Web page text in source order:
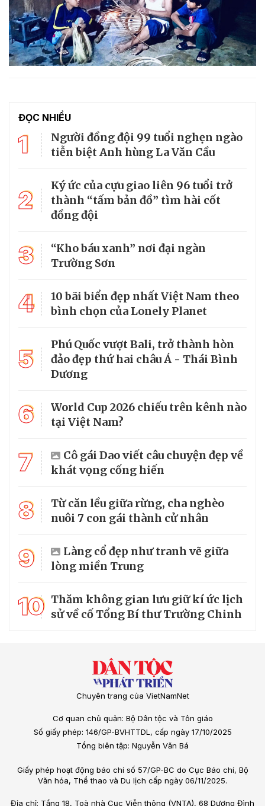
ĐỌC NHIỀU
1
Người đồng đội 99 tuổi nghẹn ngào
tiễn biệt Anh hùng La Văn Cầu
2
Ký ức của cựu giao liên 96 tuổi trở
thành “tấm bản đồ” tìm hài cốt
đồng đội
3
“Kho báu xanh” nơi đại ngàn
Trường Sơn
4
10 bãi biển đẹp nhất Việt Nam theo
bình chọn của Lonely Planet
5
Phú Quốc vượt Bali, trở thành hòn
đảo đẹp thứ hai châu Á - Thái Bình
Dương
6
World Cup 2026 chiếu trên kênh nào
tại Việt Nam?
7
Cô gái Dao viết câu chuyện đẹp về
khát vọng cống hiến
8
Từ căn lều giữa rừng, cha nghèo
nuôi 7 con gái thành cử nhân
9
Làng cổ đẹp như tranh vẽ giữa
lòng miền Trung
10 Thăm không gian lưu giữ kí ức lịch
sử về cố Tổng Bí thư Trường Chinh
Chuyên trang của VietNamNet
Cơ quan chủ quản: Bộ Dân tộc và Tôn giáo
Số giấy phép: 146/GP-BVHTTDL, cấp ngày 17/10/2025
Tổng biên tập: Nguyễn Văn Bá
Giấy phép hoạt động báo chí số 57/GP-BC do Cục Báo chí, Bộ
Văn hóa, Thể thao và Du lịch cấp ngày 06/11/2025.
Địa chỉ: Tầng 18, Toà nhà Cục Viễn thông (VNTA), 68 Dương Đình